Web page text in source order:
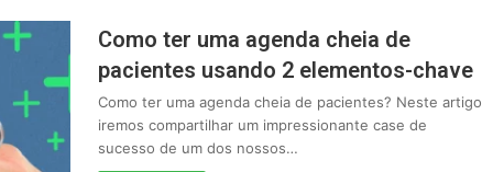
Como ter uma agenda cheia de
pacientes usando 2 elementos-chave
Como ter uma agenda cheia de pacientes? Neste artigo
iremos compartilhar um impressionante case de
sucesso de um dos nossos…